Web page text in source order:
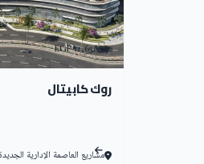
أصحاب الأفكار
مساحات
مربع للمروج
12,658,072 EGP
روك كابيتال
مشاريع العاصمة الإدارية